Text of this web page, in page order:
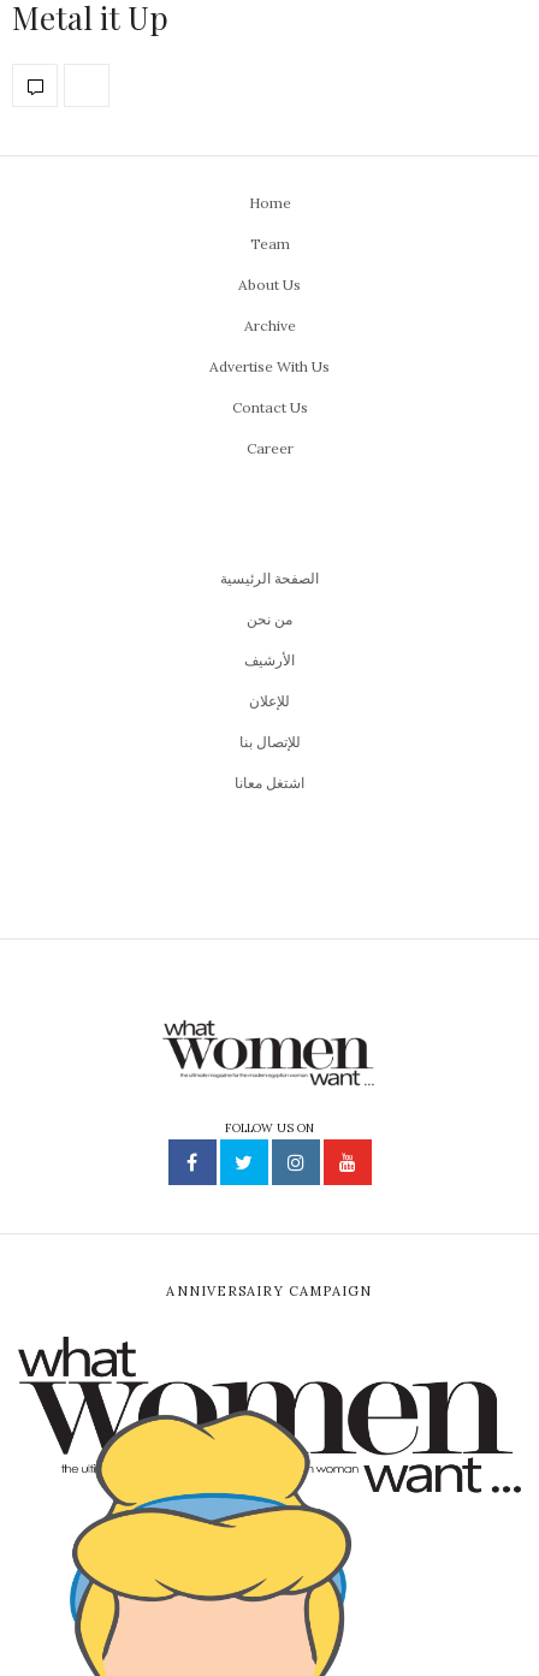
Metal it Up
Home
Team
About Us
Archive
Advertise With Us
Contact Us
Career
الصفحة الرئيسية
من نحن
اﻷرشيف
للإعلان
للإتصال بنا
اشتغل معانا
FOLLOW US ON
ANNIVERSAIRY CAMPAIGN